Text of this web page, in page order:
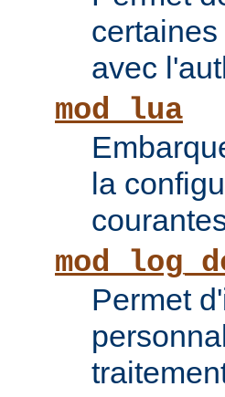
avec
mod_lua
la
Permet